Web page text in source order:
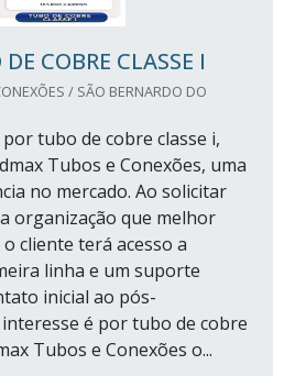
COBRE CLASSE I
/ SÃO BERNARDO DO
tubo de cobre classe i,
Tubos e Conexões, uma
no mercado. Ao solicitar
organização que melhor
cliente terá acesso a
linha e um suporte
inicial ao pós-
é por tubo de cobre
Tubos e Conexões o...